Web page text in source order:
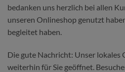
bedanken uns herzlich bei allen
unseren Onlineshop genutzt
begleitet haben.
Die gute Nachricht: Unser lokales
weiterhin für Sie geöffnet.